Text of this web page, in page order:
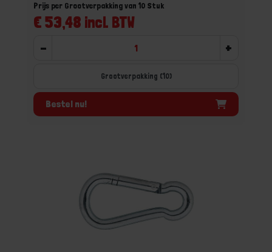
€ 53,48 incl. BTW
Prijs per Grootverpakking van 10 Stuk
- +
Grootverpakking (10)
Bestel nu!